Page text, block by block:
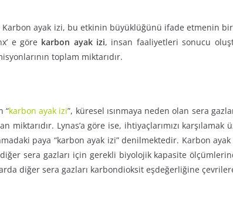
ayak izi, bu etkinin büyüklüğünü ifade etmenin
e göre karbon ayak izi, insan faaliyetleri sonucu
toplam miktarıdır.
“karbon ayak izi”, küresel ısınmaya neden olan sera
Lynas’a göre ise, ihtiyaçlarımızı
paya “karbon ayak izi” denilmektedir. Karbon ayak
sera gazları için gerekli biyolojik kapasite
diğer sera gazları karbondioksit eşdeğerliğine